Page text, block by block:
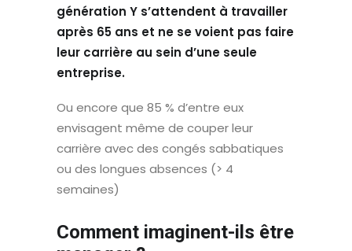
génération Y s’attendent à travailler
après 65 ans et ne se voient pas faire
leur carrière au sein d’une seule
entreprise.
Ou encore que 85 % d’entre eux
envisagent même de couper leur
carrière avec des congés sabbatiques
ou des longues absences (> 4
semaines)
Comment imaginent-ils être